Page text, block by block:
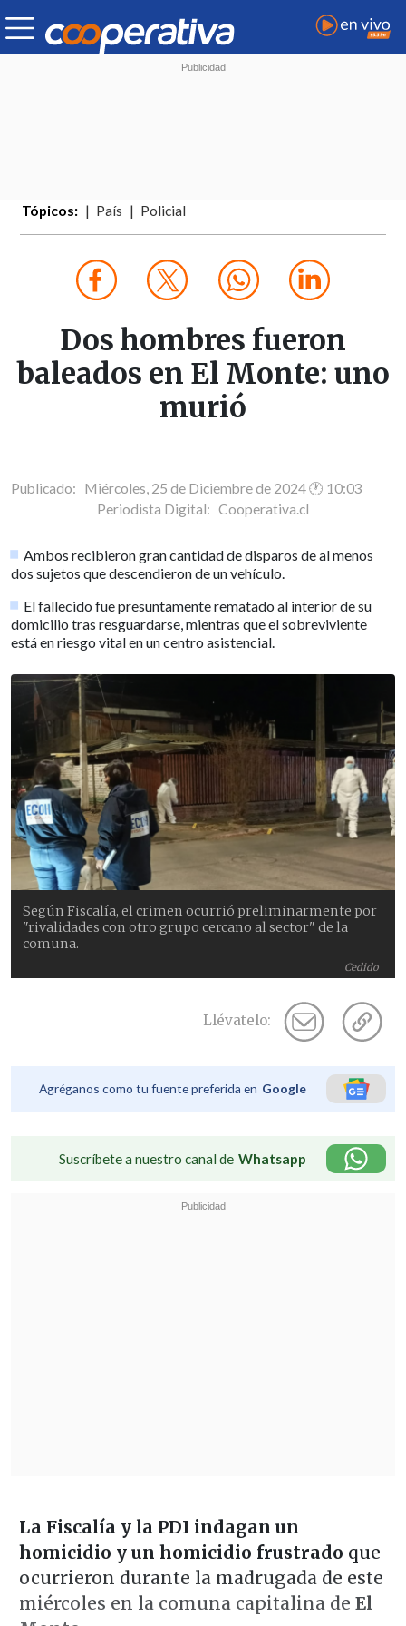
Tópicos: País Policial
Dos hombres fueron
baleados en El Monte: uno
murió
Publicado: Miércoles, 25 de Diciembre de 2024 🕐 10:03
Periodista Digital: Cooperativa.cl
Ambos recibieron gran cantidad de disparos de al menos
dos sujetos que descendieron de un vehículo.
El fallecido fue presuntamente rematado al interior de su
domicilio tras resguardarse, mientras que el sobreviviente
está en riesgo vital en un centro asistencial.
Cedido
Según Fiscalía, el crimen ocurrió preliminarmente por
"rivalidades con otro grupo cercano al sector" de la
comuna.
Llévatelo:
Agréganos como tu fuente preferida en Google
Suscríbete a nuestro canal de Whatsapp
La Fiscalía y la PDI indagan un
homicidio y un homicidio frustrado que
ocurrieron durante la madrugada de este
miércoles en la comuna capitalina de El